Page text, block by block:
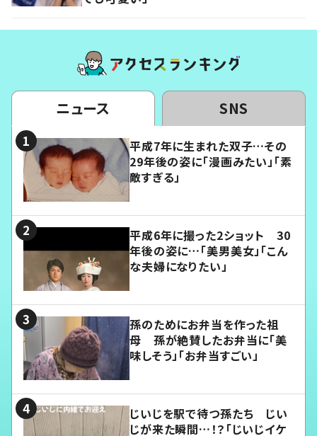
ニュース SNS
平成7年に生まれた双子…その
29年後の姿に「漫画みたい」「素
敵すぎる」
平成6年に撮った2ショット 30
年後の姿に…「美男美女」「こん
な夫婦になりたい」
孫のためにお弁当を作った祖
母 孫が絶賛したお弁当に「美
味しそう」「お弁当すごい」
じいじを駅で待つ孫たち じい
じが来た瞬間…！？「じいじイケ